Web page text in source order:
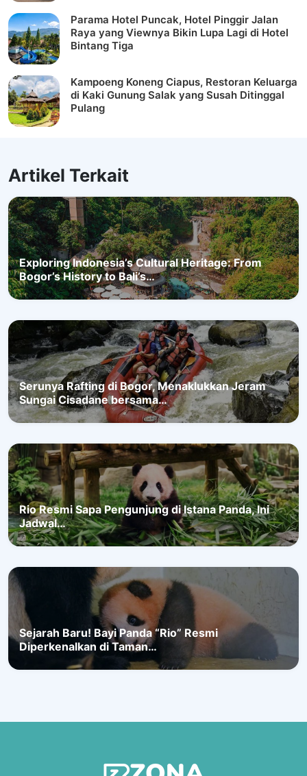
Parama Hotel Puncak, Hotel Pinggir Jalan
Raya yang Viewnya Bikin Lupa Lagi di Hotel
Bintang Tiga
Kampoeng Koneng Ciapus, Restoran Keluarga
di Kaki Gunung Salak yang Susah Ditinggal
Pulang
Artikel Terkait
Exploring Indonesia’s Cultural Heritage: From
Bogor’s History to Bali’s…
Serunya Rafting di Bogor, Menaklukkan Jeram
Sungai Cisadane bersama…
Rio Resmi Sapa Pengunjung di Istana Panda, Ini
Jadwal…
Sejarah Baru! Bayi Panda “Rio” Resmi
Diperkenalkan di Taman…